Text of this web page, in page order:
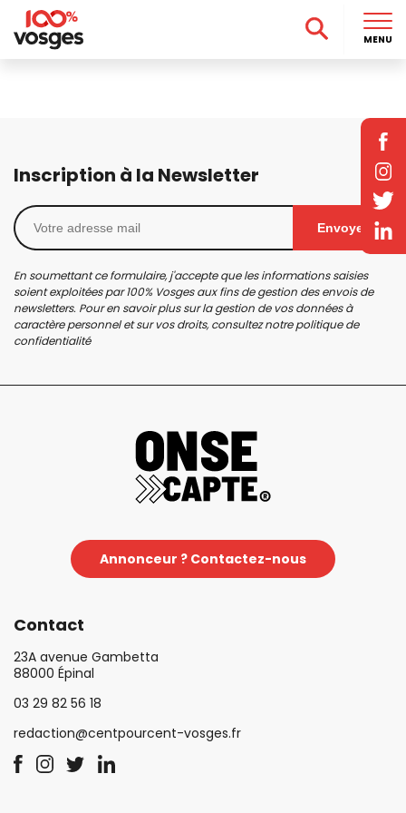
Inscription à la Newsletter
Envoyer
En soumettant ce formulaire, j'accepte que les informations saisies
soient exploitées par 100% Vosges aux fins de gestion des envois de
newsletters. Pour en savoir plus sur la gestion de vos données à
caractère personnel et sur vos droits, consultez notrepolitique de
confidentialité
Annonceur ? Contactez-nous
Contact
23A avenue Gambetta
88000 Épinal
03 29 82 56 18
redaction@centpourcent-vosges.fr
MENU